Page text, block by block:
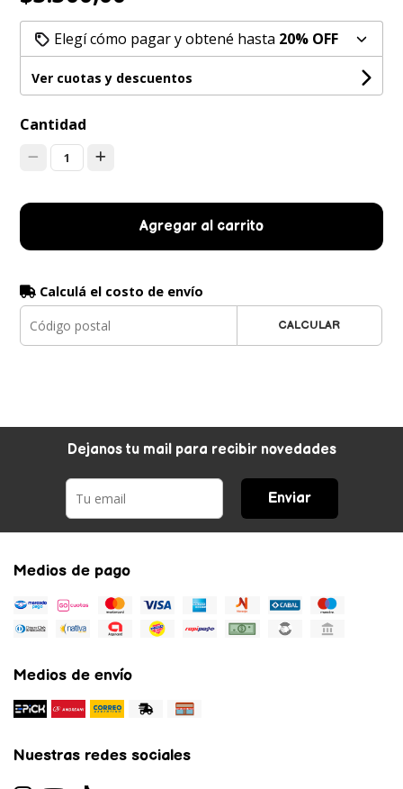
Elegí cómo pagar y obtené hasta 20% OFF
Ver cuotas y descuentos
Cantidad
1
Agregar al carrito
Calculá el costo de envío
CALCULAR
Dejanos tu mail para recibir novedades
Enviar
Medios de pago
Medios de envío
Nuestras redes sociales